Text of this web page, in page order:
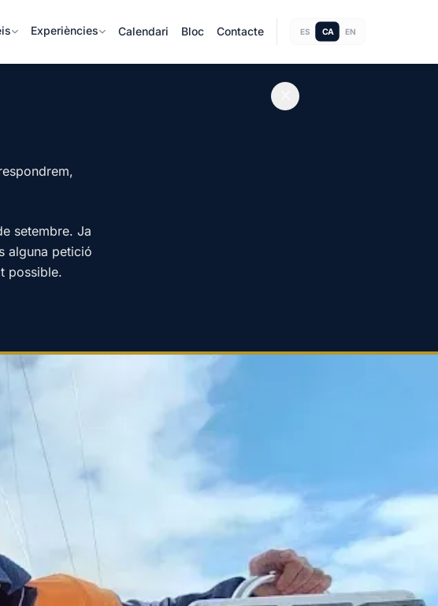
Experiències Calendari Bloc Contacte ES CA EN
setembre. Ja
alguna petició
possible.